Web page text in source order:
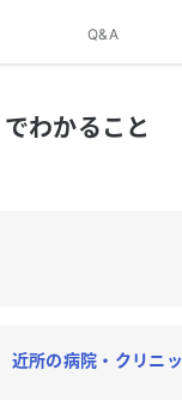
りますか？Q&A
わかること
近所の病院・クリニッ